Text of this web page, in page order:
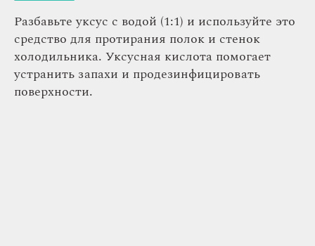
Разбавьте уксус с водой (1:1) и используйте это
средство для протирания полок и стенок
холодильника. Уксусная кислота помогает
устранить запахи и продезинфицировать
поверхности.